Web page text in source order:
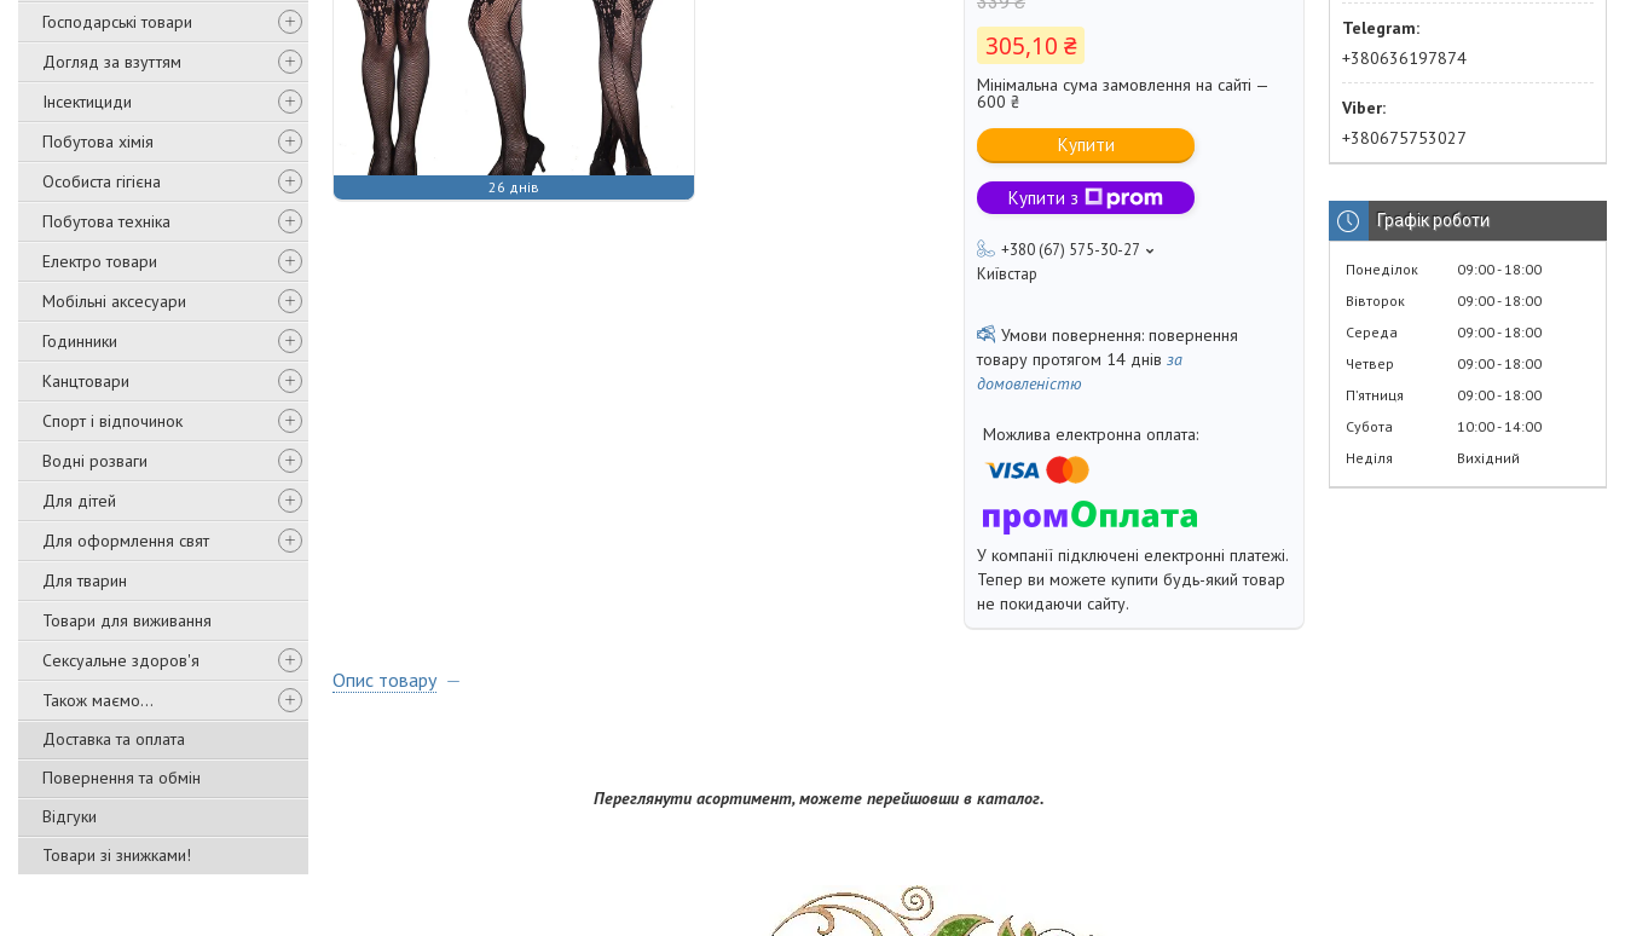
Господарські товари
Догляд за взуттям
Інсектициди
Побутова хімія
Особиста гігієна
Побутова техніка
Електро товари
Мобільні аксесуари
Годинники
Канцтовари
Спорт і відпочинок
Водні розваги
Для дітей
Для оформлення свят
Для тварин
Товари для виживання
Сексуальне здоров'я
Також маємо...
Доставка та оплата
Повернення та обмін
Відгуки
Товари зі знижками!
26 днів
305,10 ₴
Мінімальна сума замовлення на сайті —
600 ₴
Купити
Купити з
+380 (67) 575-30-27
Київстар
повернення
товару протягом 14 днів за
домовленістю
У компанії підключені електронні платежі.
Тепер ви можете купити будь-який товар
не покидаючи сайту.
Опис товару
Переглянути асортимент, можете перейшовши в каталог.
+380636197874
+380675753027
Графік роботи
Понеділок 09:00 18:00
Вівторок
09:00 18:00
Середа
09:00 18:00
Четвер
09:00 18:00
Пʼятниця
09:00 18:00
Субота
10:00 14:00
Неділя
Вихідний